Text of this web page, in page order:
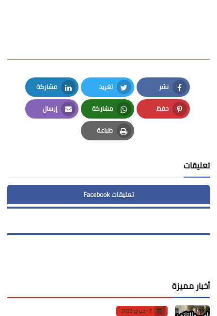
نشر
Facebook
تغريد
Twitter
مشاركة
LinkedIn
حفظ
Pinterest
مشاركة
Whatsapp
إرسال
Email
طباعة
Print
تعليقات
تعليقات Facebook
أخبار مميزة
17 فبراير 2023